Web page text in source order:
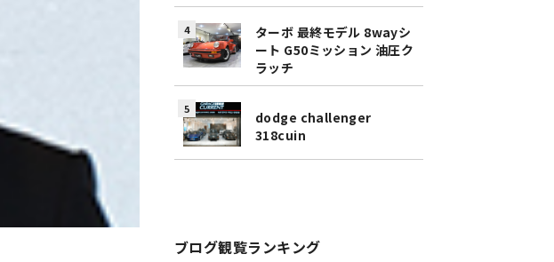
ターボ 最終モデル 8wayシ
ート G50ミッション 油圧ク
ラッチ
dodge challenger
318cuin
ブログ観覧ランキング